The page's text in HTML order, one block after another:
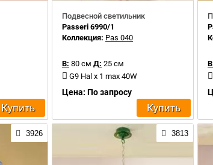
Купить
Подвесной светильник
Passeri 6990/1
Коллекция: Pas 040
В: 80 см Д: 25 см
G9 Hal x 1 max 40W
Цена: По запросу
Купить
3926 3813